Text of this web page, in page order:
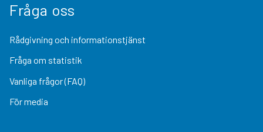
Fråga oss
Rådgivning och informationstjänst
Fråga om statistik
Vanliga frågor (FAQ)
För media